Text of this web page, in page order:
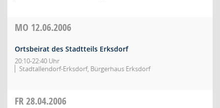
MO 12.06.2006
Ortsbeirat des Stadtteils Erksdorf
20:10-22:40 Uhr
Stadtallendorf-Erksdorf, Bürgerhaus Erksdorf
FR28.04.2006